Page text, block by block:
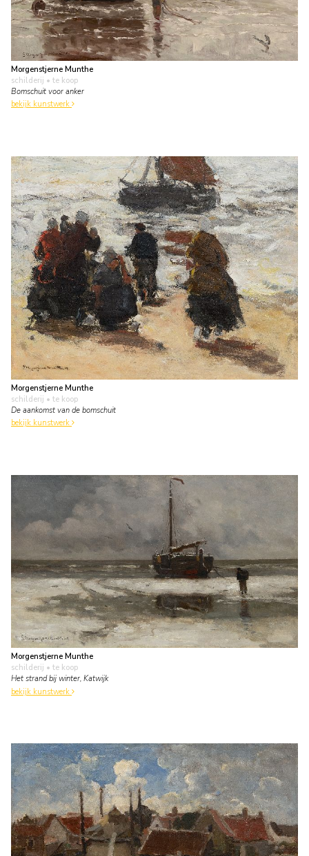
Morgenstjerne Munthe
schilderij • te koop
Bomschuit voor anker
bekijk kunstwerk
Morgenstjerne Munthe
schilderij • te koop
De aankomst van de bomschuit
bekijk kunstwerk
Morgenstjerne Munthe
schilderij • te koop
Het strand bij winter, Katwijk
bekijk kunstwerk